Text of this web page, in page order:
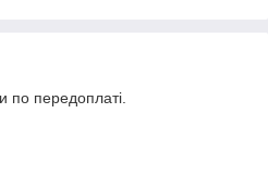
по передоплаті.